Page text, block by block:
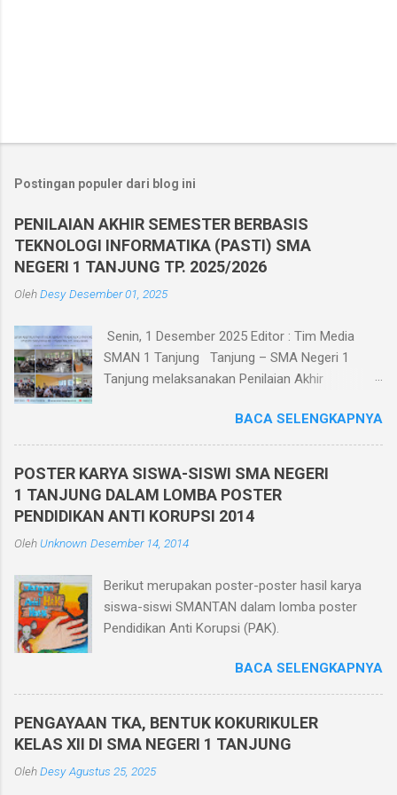
Postingan populer dari blog ini
PENILAIAN AKHIR SEMESTER BERBASIS
TEKNOLOGI INFORMATIKA (PASTI) SMA
NEGERI 1 TANJUNG TP. 2025/2026
OlehDesy Desember 01, 2025
Senin, 1 Desember 2025 Editor : Tim Media
SMAN 1 Tanjung Tanjung – SMA Negeri 1
Tanjung melaksanakan Penilaian Akhir
teknologi informatika pada tanggal 1 - 6
Desember 2025. Penilaian Akhir Semester
Berbasis Teknologi Informatika ini diikuti oleh
seluruh siswa kelas X, XI, dan XII di kelasnya
masing-masing yang berjumlah 30 ruang.
Teknologi Informatika ini dilaksanakan dalam
peserta ujian menggunakan HP. Dan bagi siswa
yang tidak memiliki HP sekolah memfasilitasi
dengan menggunakan komputer di ruang
Penilaian Akhir Semester berbasis teknologi
informatika memiliki beberapa keunggulan
diantaranya efisiensi biaya karena menghemat
kertas, tidak perlu mencetak/menggandakan
BACA SELENGKAPNYA
POSTER KARYA SISWA-SISWI SMA NEGERI
1 TANJUNG DALAM LOMBA POSTER
PENDIDIKAN ANTI KORUPSI 2014
OlehUnknown Desember 14, 2014
Berikut merupakan poster-poster hasil karya
siswa-siswi SMANTAN dalam lomba poster
Pendidikan Anti Korupsi (PAK).
BACA SELENGKAPNYA
PENGAYAAN TKA, BENTUK KOKURIKULER
KELAS XII DI SMA NEGERI 1 TANJUNG
OlehDesy Agustus 25, 2025